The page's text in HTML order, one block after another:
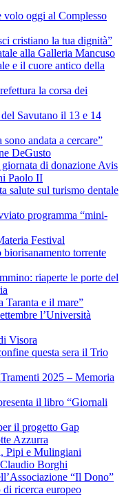
oggi al Complesso
cristiano la tua dignità”
alla Galleria Mancuso
e il cuore antico della
la corsa dei
Savutano il 13 e 14
andata a cercare”
DeGusto
di donazione Avis
Paolo II
salute sul turismo dentale
programma “mini-
Festival
torrente
riaperte le porte del
e il mare”
l’Università
Visora
questa sera il Trio
2025 – Memoria
il libro “Giornali
il progetto Gap
Azzurra
Pipi e Mulingiani
Borghi
“Il Dono”
ricerca europeo